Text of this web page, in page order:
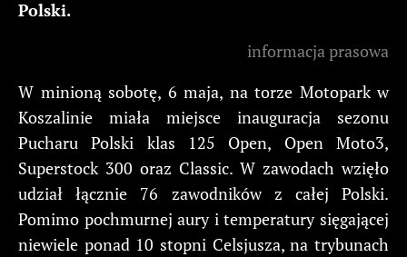
Polski.
informacja prasowa
W minioną sobotę, 6 maja, na torze Motopark w
Koszalinie miała miejsce inauguracja sezonu
Pucharu Polski klas 125 Open, Open Moto3,
Superstock 300 oraz Classic. W zawodach wzięło
udział łącznie 76 zawodników z całej Polski.
Pomimo pochmurnej aury i temperatury sięgającej
niewiele ponad 10 stopni Celsjusza, na trybunach